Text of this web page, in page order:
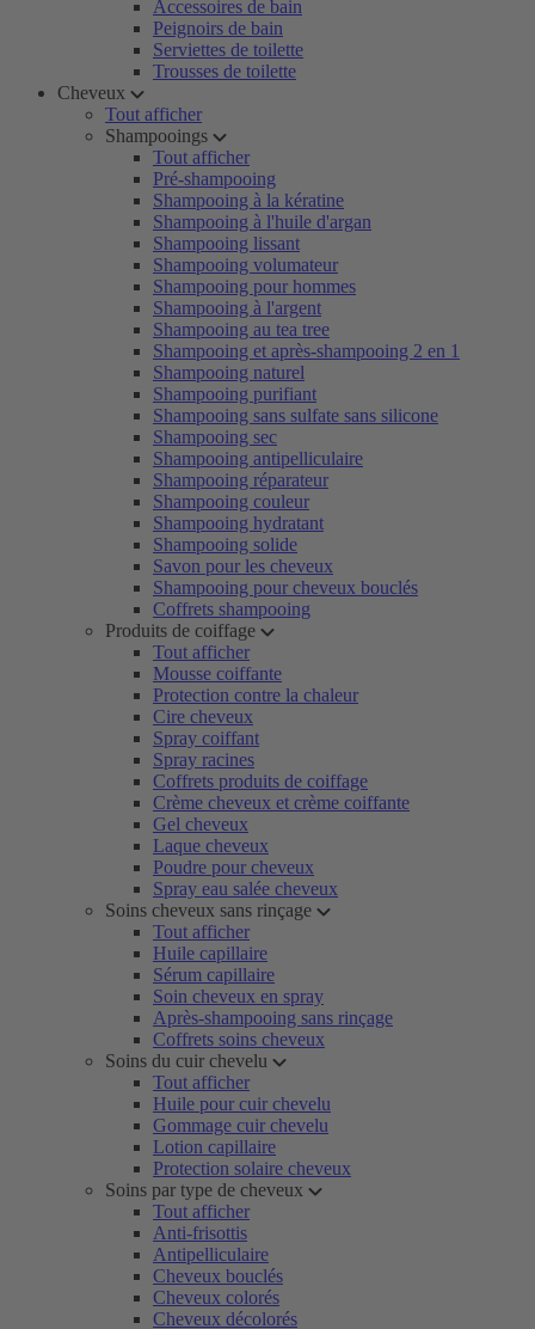
Accessoires de bain
Peignoirs de bain
Serviettes de toilette
Trousses de toilette
Cheveux
Tout afficher
Shampooings
Tout afficher
Pré-shampooing
Shampooing à la kératine
Shampooing à l'huile d'argan
Shampooing lissant
Shampooing volumateur
Shampooing pour hommes
Shampooing à l'argent
Shampooing au tea tree
Shampooing et après-shampooing 2 en 1
Shampooing naturel
Shampooing purifiant
Shampooing sans sulfate sans silicone
Shampooing sec
Shampooing antipelliculaire
Shampooing réparateur
Shampooing couleur
Shampooing hydratant
Shampooing solide
Savon pour les cheveux
Shampooing pour cheveux bouclés
Coffrets shampooing
Produits de coiffage
Tout afficher
Mousse coiffante
Protection contre la chaleur
Cire cheveux
Spray coiffant
Spray racines
Coffrets produits de coiffage
Crème cheveux et crème coiffante
Gel cheveux
Laque cheveux
Poudre pour cheveux
Spray eau salée cheveux
Soins cheveux sans rinçage
Tout afficher
Huile capillaire
Sérum capillaire
Soin cheveux en spray
Après-shampooing sans rinçage
Coffrets soins cheveux
Soins du cuir chevelu
Tout afficher
Huile pour cuir chevelu
Gommage cuir chevelu
Lotion capillaire
Protection solaire cheveux
Soins par type de cheveux
Tout afficher
Anti-frisottis
Antipelliculaire
Cheveux bouclés
Cheveux colorés
Cheveux décolorés